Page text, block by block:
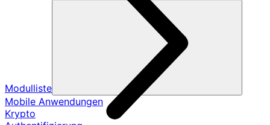
Modulliste
Mobile Anwendungen
Krypto